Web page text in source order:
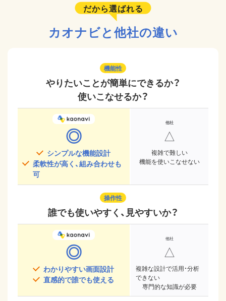
だから選ばれる
カオナビと他社の違い
機能性
やりたいことが簡単にできるか？
使いこなせるか？
◎
シンプルな機能設計
柔軟性が高く、組み合わせも
可
△
複雑で難しい
機能を使いこなせない
操作性
誰でも使いやすく、見やすいか？
◎
わかりやすい画面設計
直感的で誰でも使える
△
複雑な設計で活用・分析
できない
専門的な知識が必要